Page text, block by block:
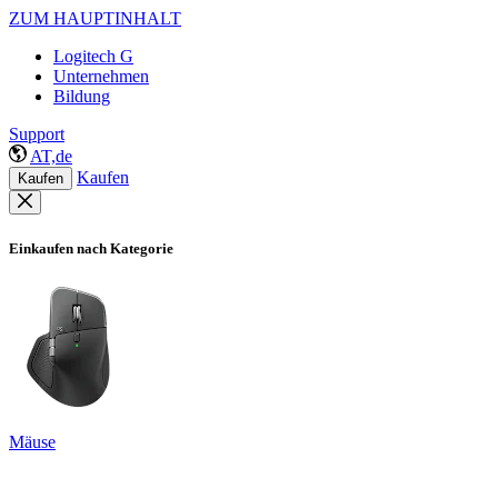
ZUM HAUPTINHALT
Logitech G
Unternehmen
Bildung
Support
AT,de
Kaufen Kaufen
Einkaufen nach Kategorie
Mäuse